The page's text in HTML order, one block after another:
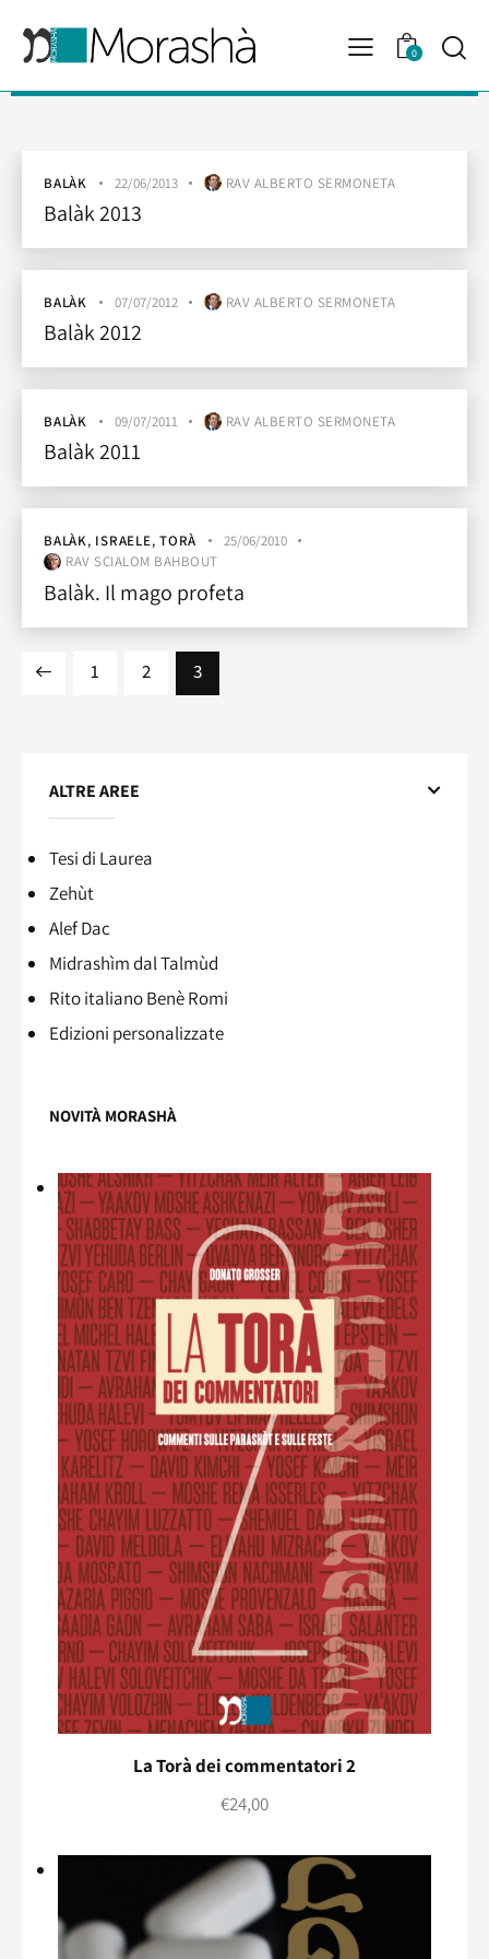
0
BALÀK 22/06/2013 RAV ALBERTO SERMONETA
Balàk 2013
BALÀK 07/07/2012 RAV ALBERTO SERMONETA
Balàk 2012
BALÀK 09/07/2011 RAV ALBERTO SERMONETA
Balàk 2011
BALÀK, ISRAELE,TORÀ
25/06/2010
RAV SCIALOM BAHBOUT
Balàk. Il mago profeta
1 2 3
ALTRE AREE
Tesi di Laurea
Zehùt
Alef Dac
Midrashìm dal Talmùd
Rito italiano Benè Romi​
Edizioni personalizzate
NOVITÀ MORASHÀ
La Torà dei commentatori 2
€24,00